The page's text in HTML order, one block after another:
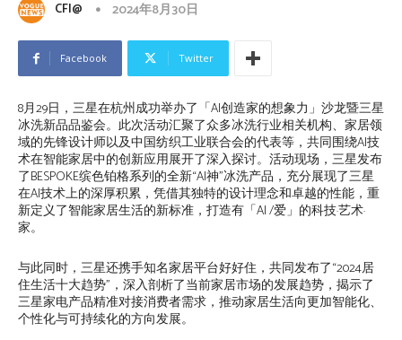
CFI@ 2024年8月30日
Facebook Twitter
8月29日，三星在杭州成功举办了「AI创造家的想象力」沙龙暨三星
冰洗新品品鉴会。此次活动汇聚了众多冰洗行业相关机构、家居领
域的先锋设计师以及中国纺织工业联合会的代表等，共同围绕AI技
术在智能家居中的创新应用展开了深入探讨。活动现场，三星发布
了BESPOKE缤色铂格系列的全新“AI神”冰洗产品，充分展现了三星
在AI技术上的深厚积累，凭借其独特的设计理念和卓越的性能，重
新定义了智能家居生活的新标准，打造有「AI /爱」的科技·艺术·
家。
与此同时，三星还携手知名家居平台好好住，共同发布了“2024居
住生活十大趋势”，深入剖析了当前家居市场的发展趋势，揭示了
三星家电产品精准对接消费者需求，推动家居生活向更加智能化、
个性化与可持续化的方向发展。